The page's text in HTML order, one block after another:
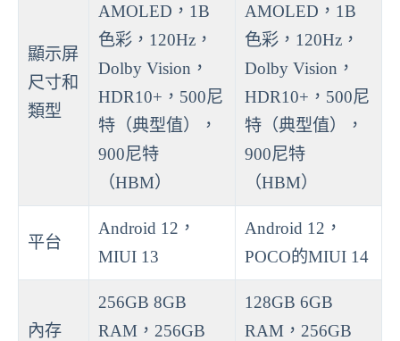
顯示屏
尺寸和
類型
AMOLED，1B
色彩，120Hz，
Dolby Vision，
HDR10+，500尼
特（典型值），
900尼特
（HBM）
AMOLED，1B
色彩，120Hz，
Dolby Vision，
HDR10+，500尼
特（典型值），
900尼特
（HBM）
平台
Android 12，
MIUI 13
Android 12，
POCO的MIUI 14
內存
256GB 8GB
RAM，256GB
128GB 6GB
RAM，256GB